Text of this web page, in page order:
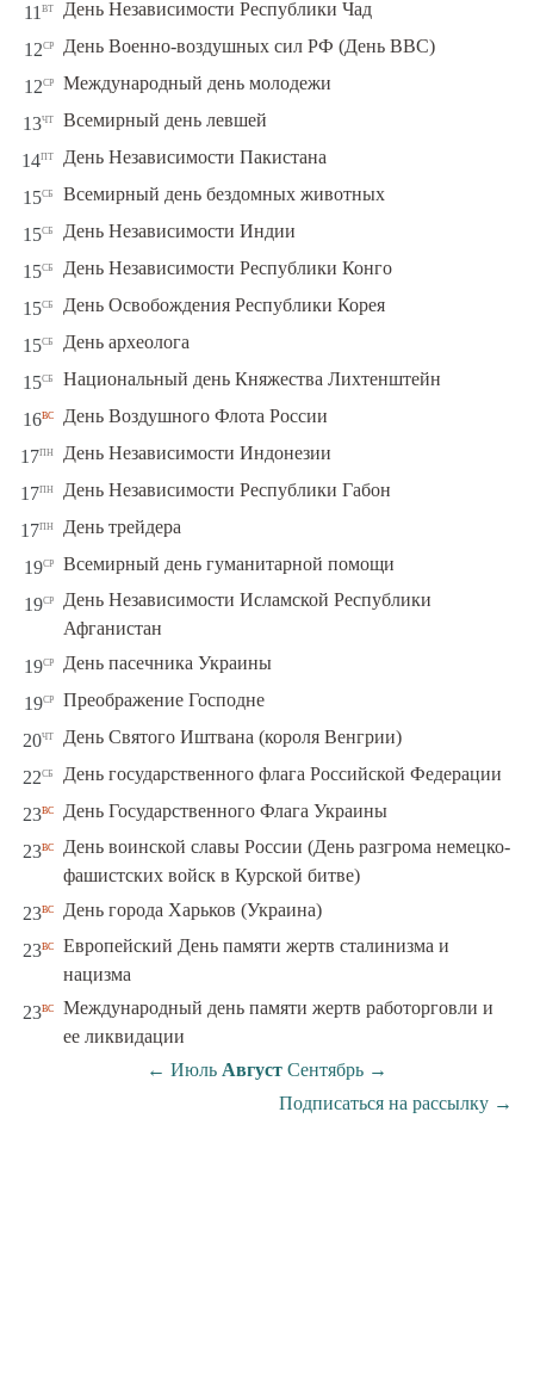
11 вт День Независимости Республики Чад
12ср День Военно-воздушных сил РФ (День ВВС)
12ср Международный день молодежи
13чт Всемирный день левшей
14пт День Независимости Пакистана
15сб Всемирный день бездомных животных
15сб День Независимости Индии
15сб День Независимости Республики Конго
15сб День Освобождения Республики Корея
15сб День археолога
15сб Национальный день Княжества Лихтенштейн
16вс День Воздушного Флота России
17пн День Независимости Индонезии
17пн День Независимости Республики Габон
17пн День трейдера
19ср Всемирный день гуманитарной помощи
19ср
День Независимости Исламской Республики
Афганистан
19ср День пасечника Украины
19ср Преображение Господне
20чт День Святого Иштвана (короля Венгрии)
22сб День государственного флага Российской Федерации
23вс День Государственного Флага Украины
23вс
День воинской славы России (День разгрома немецко-
фашистских войск в Курской битве)
23вс День города Харьков (Украина)
23вс Европейский День памяти жертв сталинизма и
нацизма
23вс Международный день памяти жертв работорговли и
ее ликвидации
← Июль Август Сентябрь →
Подписаться на рассылку →